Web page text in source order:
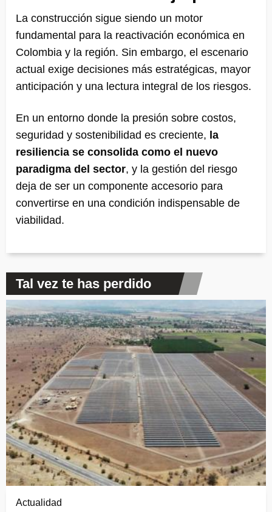
La construcción sigue siendo un motor
fundamental para la reactivación económica en
Colombia y la región. Sin embargo, el escenario
actual exige decisiones más estratégicas, mayor
anticipación y una lectura integral de los riesgos.
En un entorno donde la presión sobre costos,
seguridad y sostenibilidad es creciente, la
resiliencia se consolida como el nuevo
paradigma del sector, y la gestión del riesgo
deja de ser un componente accesorio para
convertirse en una condición indispensable de
viabilidad.
Tal vez te has perdido
Actualidad